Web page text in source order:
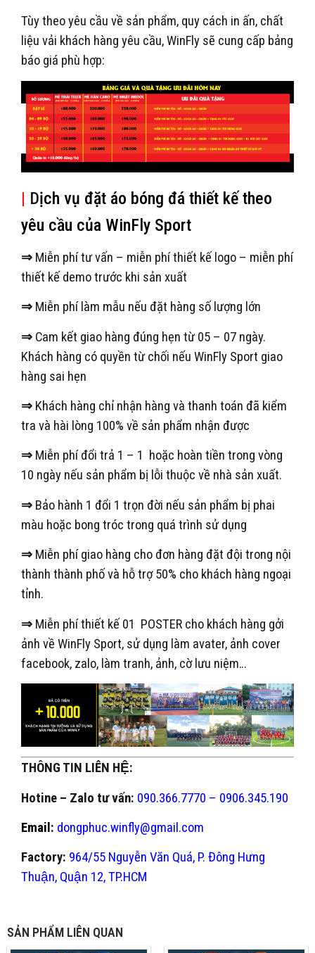
Tùy theo yêu cầu về sản phẩm, quy cách in ấn, chất
liệu vải khách hàng yêu cầu, WinFly sẽ cung cấp bảng
báo giá phù hợp:
| Dịch vụ đặt áo bóng đá thiết kế theo
yêu cầu của WinFly Sport
⇒ Miễn phí tư vấn – miễn phí thiết kế logo – miễn phí
thiết kế demo trước khi sản xuất
⇒ Miễn phí làm mẫu nếu đặt hàng số lượng lớn
⇒ Cam kết giao hàng đúng hẹn từ 05 – 07 ngày.
Khách hàng có quyền từ chối nếu WinFly Sport giao
hàng sai hẹn
⇒ Khách hàng chỉ nhận hàng và thanh toán đã kiểm
tra và hài lòng 100% về sản phẩm nhận được
⇒ Miễn phí đổi trả 1 – 1 hoặc hoàn tiền trong vòng
10 ngày nếu sản phẩm bị lỗi thuộc về nhà sản xuất.
⇒ Bảo hành 1 đổi 1 trọn đời nếu sản phẩm bị phai
màu hoặc bong tróc trong quá trình sử dụng
⇒ Miễn phí giao hàng cho đơn hàng đặt đội trong nội
thành thành phố và hỗ trợ 50% cho khách hàng ngoại
tỉnh.
⇒ Miễn phí thiết kế 01 POSTER cho khách hàng gởi
ảnh về WinFly Sport, sử dụng làm avater, ảnh cover
facebook, zalo, làm tranh, ảnh, cờ lưu niệm…
THÔNG TIN LIÊN HỆ:
Hotine – Zalo tư vấn: 090.366.7770 – 0906.345.190
Email: dongphuc.winfly@gmail.com
Factory: 964/55 Nguyễn Văn Quá, P. Đông Hưng
Thuận, Quận 12, TP.HCM
SẢN PHẨM LIÊN QUAN